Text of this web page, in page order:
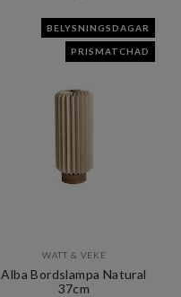
BELYSNINGSDAGAR
PRISMATCHAD
WATT & VEKE
Alba Bordslampa Natural
37cm